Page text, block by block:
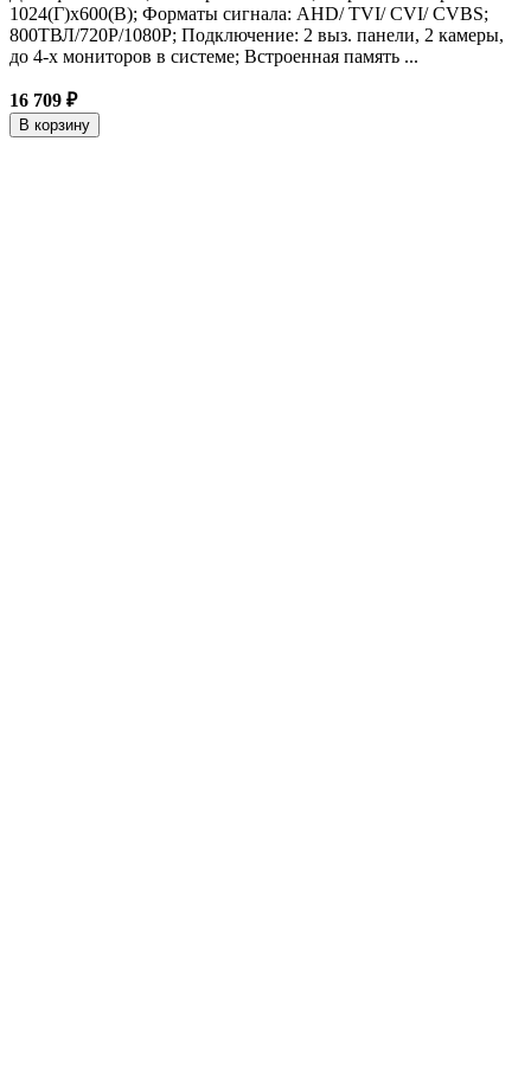
1024(Г)x600(В); Форматы сигнала: AHD/ TVI/ CVI/ CVBS;
800ТВЛ/720P/1080P; Подключение: 2 выз. панели, 2 камеры,
до 4-х мониторов в системе; Встроенная память ...
16 709 ₽
В корзину